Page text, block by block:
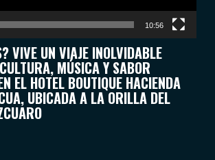
10:56
VIVE UN VIAJE INOLVIDABLE
MÚSICA Y SABOR
EL HOTEL BOUTIQUE HACIENDA
UBICADA A LA ORILLA DEL